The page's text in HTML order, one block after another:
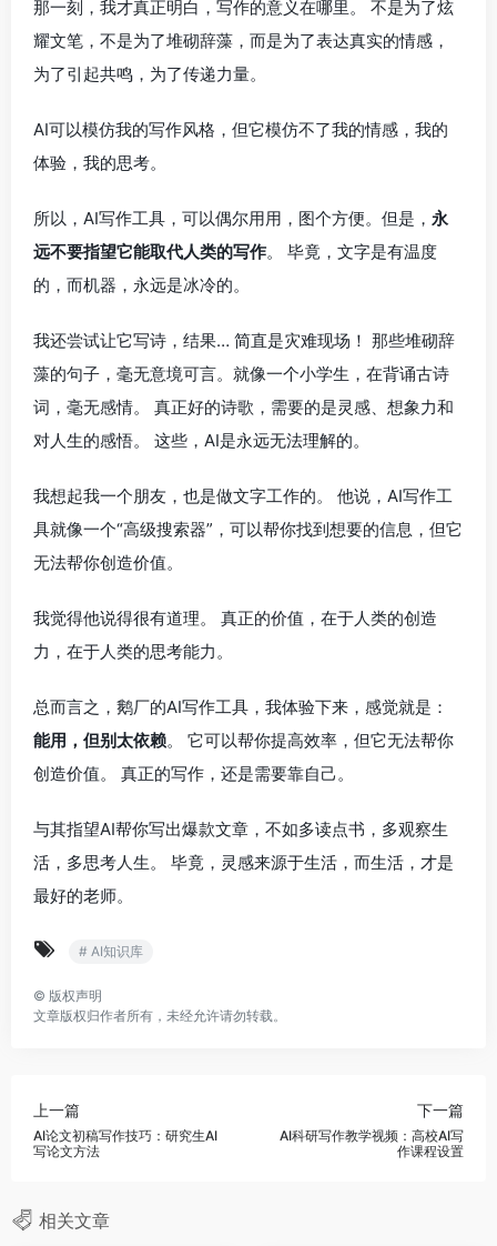
那一刻，我才真正明白，写作的意义在哪里。 不是为了炫
耀文笔，不是为了堆砌辞藻，而是为了表达真实的情感，
为了引起共鸣，为了传递力量。
AI可以模仿我的写作风格，但它模仿不了我的情感，我的
体验，我的思考。
所以，AI写作工具，可以偶尔用用，图个方便。但是， 永
远不要指望它能取代人类的写作。 毕竟，文字是有温度
的，而机器，永远是冰冷的。
我还尝试让它写诗，结果… 简直是灾难现场！ 那些堆砌辞
藻的句子，毫无意境可言。就像一个小学生，在背诵古诗
词，毫无感情。 真正好的诗歌，需要的是灵感、想象力和
对人生的感悟。 这些，AI是永远无法理解的。
我想起我一个朋友，也是做文字工作的。 他说，AI写作工
具就像一个“高级搜索器”，可以帮你找到想要的信息，但它
无法帮你创造价值。
我觉得他说得很有道理。 真正的价值，在于人类的创造
力，在于人类的思考能力。
总而言之，鹅厂的AI写作工具，我体验下来，感觉就是：
能用，但别太依赖。 它可以帮你提高效率，但它无法帮你
创造价值。 真正的写作，还是需要靠自己。
与其指望AI帮你写出爆款文章，不如多读点书，多观察生
活，多思考人生。 毕竟，灵感来源于生活，而生活，才是
最好的老师。
# AI知识库
© 版权声明
文章版权归作者所有，未经允许请勿转载。
上一篇
AI论文初稿写作技巧：研究生AI
写论文方法
下一篇
AI科研写作教学视频：高校AI写
作课程设置
相关文章